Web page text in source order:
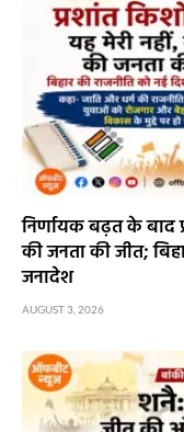
निर्णायक बढ़त के बाद
की जनता की जीत;
जनादेश
AUGUST 3, 2026